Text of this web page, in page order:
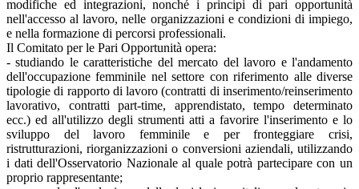
modifiche ed integrazioni, nonché i principi di pari opportunità
nell'accesso al lavoro, nelle organizzazioni e condizioni di impiego,
e nella formazione di percorsi professionali.
Il Comitato per le Pari Opportunità opera:
- studiando le caratteristiche del mercato del lavoro e l'andamento
dell'occupazione femminile nel settore con riferimento alle diverse
tipologie di rapporto di lavoro (contratti di inserimento/reinserimento
lavorativo, contratti part-time, apprendistato, tempo determinato
ecc.) ed all'utilizzo degli strumenti atti a favorire l'inserimento e lo
sviluppo del lavoro femminile e per fronteggiare crisi,
ristrutturazioni, riorganizzazioni o conversioni aziendali, utilizzando
i dati dell'Osservatorio Nazionale al quale potrà partecipare con un
proprio rappresentante;